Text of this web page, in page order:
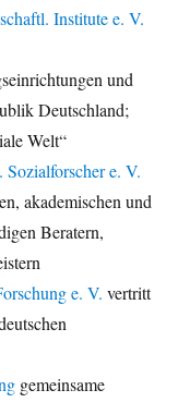
Institute e. V.
und
Deutschland;
Welt“
e. V.
akademischen und
Beratern,
e. V. vertritt
gemeinsame